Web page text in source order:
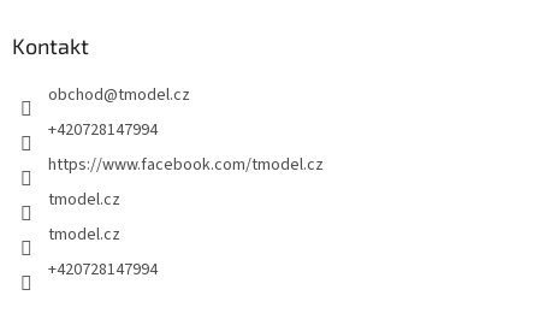
Kontakt
obchod@tmodel.cz
+420728147994
https://www.facebook.com/tmodel.cz
tmodel.cz
tmodel.cz
+420728147994